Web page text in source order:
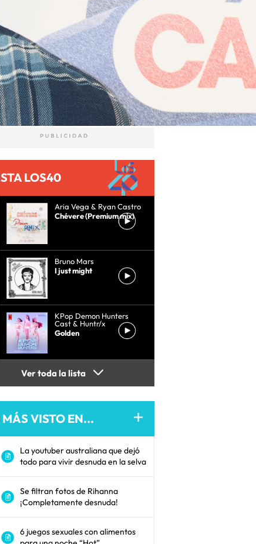
LOS40
Aria Vega & Ryan Castro
Chévere (Premium mix)
Bruno Mars
I just might
KPop Demon Hunters
Cast & Huntr/x
Golden
Ver toda la lista
MÁS VISTO EN...
La youtuber australiana que dejó
todo para vivir desnuda en la selva
Se filtran fotos de Rihanna
¡Completamente desnuda!
6 juegos sexuales con alimentos